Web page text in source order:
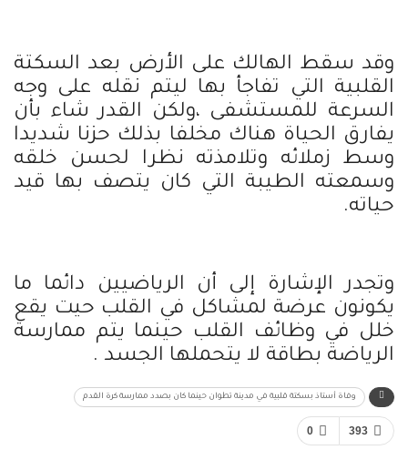
وقد سقط الهالك على الأرض بعد السكتة
القلبية التي تفاجأ بها ليتم نقله على وجه
السرعة للمستشفى ،ولكن القدر شاء بأن
يفارق الحياة هناك مخلفا بذلك حزنا شديدا
وسط زملائه وتلامذته نظرا لحسن خلقه
وسمعته الطيبة التي كان يتصف بها قيد
حياته.
وتجدر الإشارة إلى أن الرياضيين دائما ما
يكونون عرضة لمشاكل في القلب حيت يقع
خلل في وظائف القلب حينما يتم ممارسة
الرياضة بطاقة لا يتحملها الجسد .
وفاة أستاذ بسكتة قلبية في مدينة تطوان حينما كان بصدد ممارسة كرة القدم
0 393